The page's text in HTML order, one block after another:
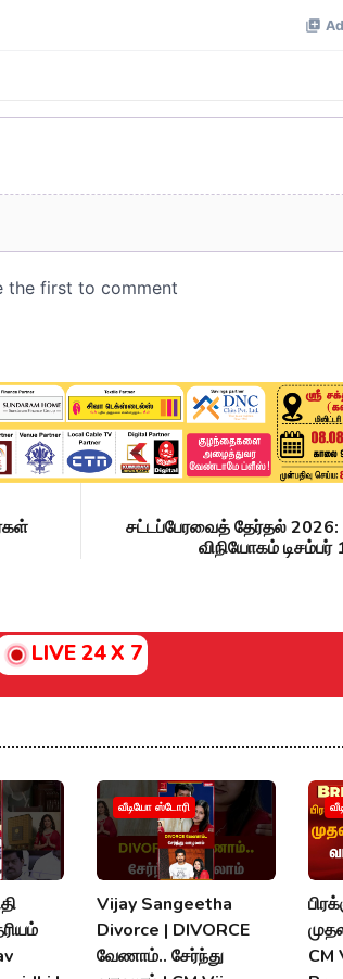
சட்டப்பேரவைத் தேர்தல் 2026:
விநியோகம்
LIVE 24 X 7
வீடியோ ஸ்டோரி
Vijay Sangeetha
Divorce | DIVORCE
வேணாம்.. சேர்ந்து
CM